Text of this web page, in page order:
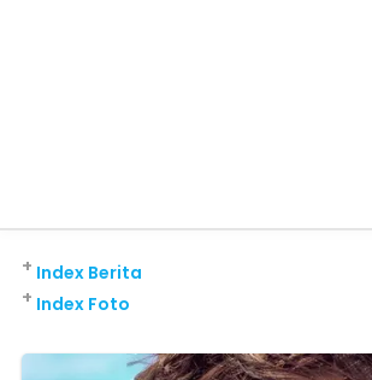
Index Berita
+
Index Foto
+